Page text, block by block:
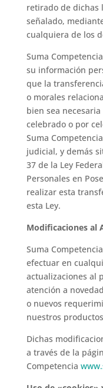
retirado de dichas
señalado,
cualquiera de los
Suma
su información
que la
o morales
bien sea
celebrado o por
Suma
judicial, y demás
37 de la Ley
Personales en
realizar esta
esta Ley.
Modificaciones al
Suma
efectuar en
actualizaciones al
atención a
o nuevos
nuestros
Dichas
a través de la
Competencia